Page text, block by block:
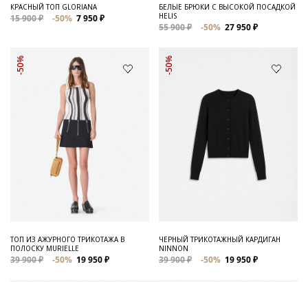
КРАСНЫЙ ТОП GLORIANA
15 900 ₽ -50% 7 950 ₽
БЕЛЫЕ БРЮКИ С ВЫСОКОЙ ПОСАДКОЙ
HELIS
55 900 ₽ -50% 27 950 ₽
-50%
ТОП ИЗ АЖУРНОГО ТРИКОТАЖА В
ПОЛОСКУ MURIELLE
39 900 ₽ -50% 19 950 ₽
-50%
ЧЕРНЫЙ ТРИКОТАЖНЫЙ КАРДИГАН
NINNON
39 900 ₽ -50% 19 950 ₽